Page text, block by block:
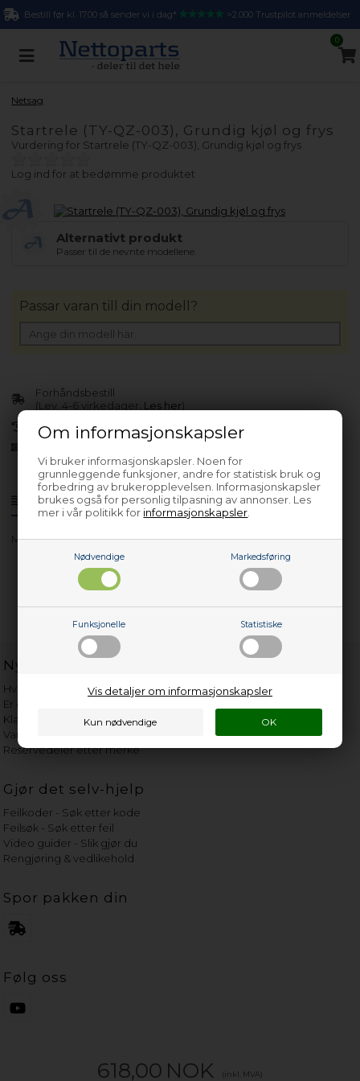
Om informasjonskapsler
Vi bruker informasjonskapsler. Noen for
grunnleggende funksjoner, andre for statistisk bruk og
forbedring av brukeropplevelsen. Informasjonskapsler
brukes også for personlig tilpasning av annonser. Les
mer i vår politikk for informasjonskapsler
Nødvendige Markedsføring
Funksjonelle Statistiske
Vis detaljer om informasjonskapsler
Bestill før kl. 17.00 så sender vi i dag* >2.000 Trustpilot anmeldelser
0
Netsag
Startrele (TY-QZ-003), Grundig kjøl og frys
Vurdering for Startrele (TY-QZ-003), Grundig kjøl og frys
Log ind for at bedømme produktet
Alternativt produkt
Passer til de nevnte modellene.
Produktinfo Spørsmål om varen?
Modeller: L60445NE
618,00 NOK (inkl. MVA)
Forhåndsbestill
(Lev. 4-6 virkedager. Les her)
30 dagers returrett
Passar varan till din modell?
Nyttige lenker
Hvor gammelt er apparatet mitt?
Er det verdt å reparere?
Klage på bassengrobot
Vannets hardhetsgrad
Reservedeler etter merke
Gjør det selv-hjelp
Feilkoder - Søk etter kode
Feilsøk - Søk etter feil
Video guider - Slik gjør du
Rengjøring & vedlikehold
Spor pakken din
Følg oss